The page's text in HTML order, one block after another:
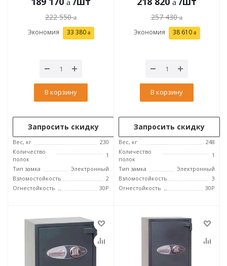
222 550
Экономия 33 380
В корзину
Запросить скидку
Вес, кг
230
Количество
полок
1
Тип замка
Электронный
Взломостойкость
2
Огнестойкость
30P
257 430
Экономия 38 610
В корзину
Запросить скидку
Вес, кг
248
Количество
полок
1
Тип замка
Электронный
Взломостойкость
3
Огнестойкость
30P